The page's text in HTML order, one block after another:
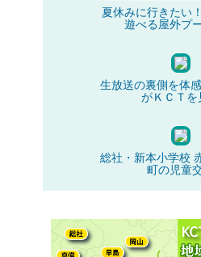
夏休みに行きたい
遊べる屋外プ
生放送の裏側を体
がＫＣＴを
総社・新本小学校
町の児童